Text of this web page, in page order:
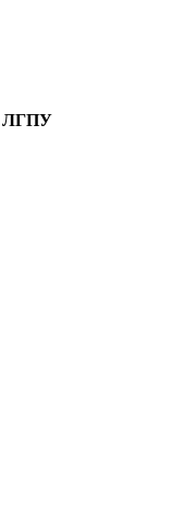
ЛГПУ